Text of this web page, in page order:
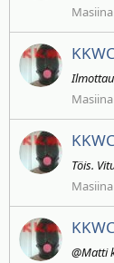
Masiina
Masiina
Töis.
Masiina
@Matti